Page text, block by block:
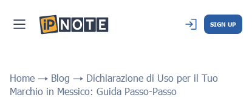
SIGN UP
Home Blog
Dichiarazione di Uso per il Tuo
Marchio in Messico: Guida Passo-Passo